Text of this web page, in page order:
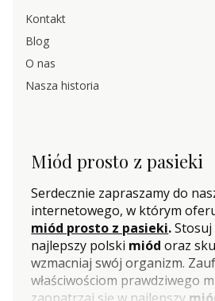
Kontakt
Blog
O nas
Nasza historia
Miód prosto z pasieki
Serdecznie zapraszamy do
internetowego, w którym
miód prosto z pasieki.
najlepszy polski miódoraz
wzmacniaj swój organizm.
właściwościom prawdziwego